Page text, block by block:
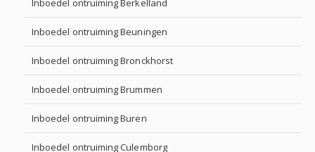
Inboedel ontruiming Berkelland
Inboedel ontruiming Beuningen
Inboedel ontruiming Bronckhorst
Inboedel ontruiming Brummen
Inboedel ontruiming Buren
Inboedel ontruiming Culemborg